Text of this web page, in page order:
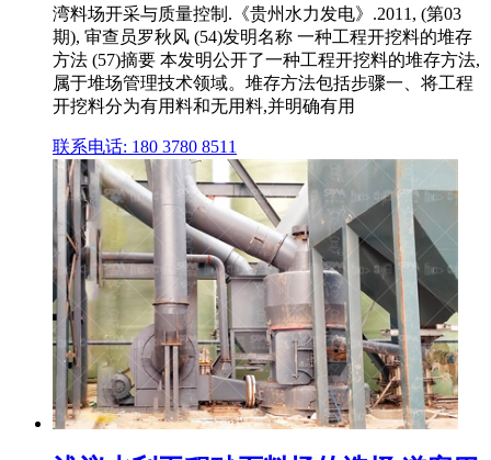
湾料场开采与质量控制.《贵州水力发电》.2011, (第03
期), 审查员罗秋风 (54)发明名称 一种工程开挖料的堆存
方法 (57)摘要 本发明公开了一种工程开挖料的堆存方法,
属于堆场管理技术领域。堆存方法包括步骤一、将工程
开挖料分为有用料和无用料,并明确有用
联系电话: 180 3780 8511